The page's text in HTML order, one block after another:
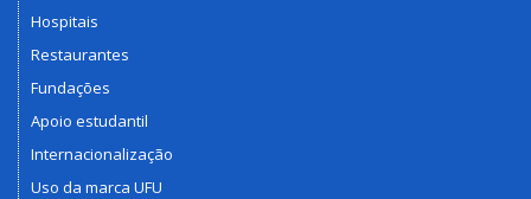
Hospitais
Restaurantes
Fundações
Apoio estudantil
Internacionalização
Uso da marca UFU